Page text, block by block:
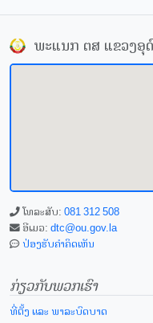
ພະແນກ ຕສ ແຂວງອຸ
ໂທລະສັບ:081 312 508
ອີເມວ:dtc@ou.gov.la
ປ່ອງຮັບຄຳຄິດເຫັນ
ກ່ຽວກັບພວກເຮົາ
ທີ່ຕັ້ງ ແລະ ພາລະບົດບາດ